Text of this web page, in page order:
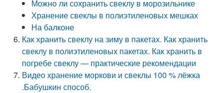
Можно ли сохранить свеклу в морозильнике
Хранение свеклы в полиэтиленовых мешках
На балконе
Как хранить свеклу на зиму в пакетах. Как хранить
свеклу в полиэтиленовых пакетах. Как хранить в
погребе свеклу — практические рекомендации
Видео хранение моркови и свеклы 100 % лёжка
.Бабушкин способ.